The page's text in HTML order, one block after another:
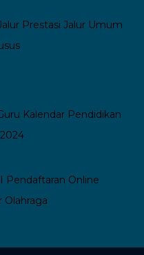
Prestasi Jalur Umum
Kalendar Pendidikan
Pendaftaran Online
Olahraga